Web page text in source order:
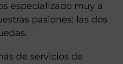
especializado muy a
pasiones: las dos
de servicios de